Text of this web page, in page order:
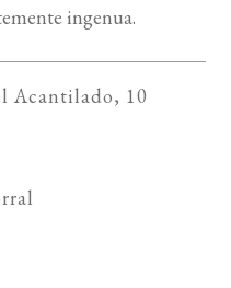
ingenua.
Acantilado, 10